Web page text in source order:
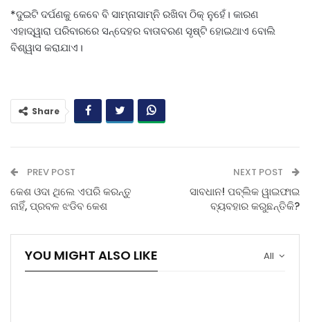
*ଦୁଇଟି ଦର୍ପଣକୁ କେବେ ବି ସାମ୍ନାସାମ୍ନି ରଖିବା ଠିକ୍‌ ନୁହେଁ। କାରଣ
ଏହାଦ୍ୱାରା ପରିବାରରେ ସନ୍ଦେହର ବାତାବରଣ ସୃଷ୍ଟି ହୋଇଥାଏ ବୋଲି
ବିଶ୍ୱାସ କରାଯାଏ।
Share
PREV POST
କେଶ ଓଦା ଥିଲେ ଏପରି କରନ୍ତୁ
ନାହିଁ, ପ୍ରବଳ ଝଡିବ କେଶ
NEXT POST
ସାବଧାନ! ପବ୍ଲିକ ୱାଇଫାଇ
ବ୍ୟବହାର କରୁଛନ୍ତିକି?
All
YOU MIGHT ALSO LIKE